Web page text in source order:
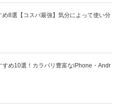
め8選【コスパ最強】気分によって使い分
すめ10選！カラバリ豊富なiPhone・Andr